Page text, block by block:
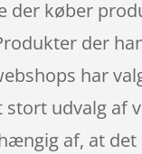
der køber
der
har
stort udvalg af
af, at